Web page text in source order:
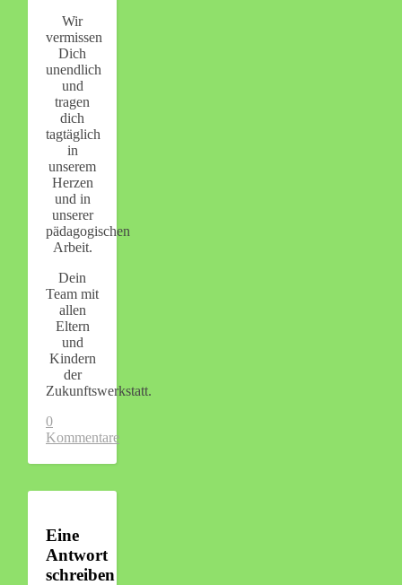
Wir
vermissen
Dich
unendlich
und
tragen
dich
tagtäglich
in
unserem
Herzen
und in
unserer
pädagogischen
Arbeit.
Dein
Team mit
allen
Eltern
und
Kindern
der
Zukunftswerkstatt.
0
Kommentare
Eine
Antwort
schreiben